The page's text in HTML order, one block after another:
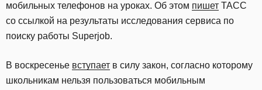
мобильных телефонов на уроках. Об этом пишет ТАСС
со ссылкой на результаты исследования сервиса по
поиску работы Superjob.
В воскресенье вступает в силу закон, согласно которому
школьникам нельзя пользоваться мобильным